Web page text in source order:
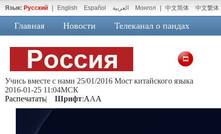
Язык: Русский English Español العربية Монгол 中文简体 中文繁体
Главная Новости Телеканал о пандах
Учись вместе с нами 25/01/2016 Мост китайского языка
2016-01-25 11:04МСК
Распечатать| Шрифт:AAA